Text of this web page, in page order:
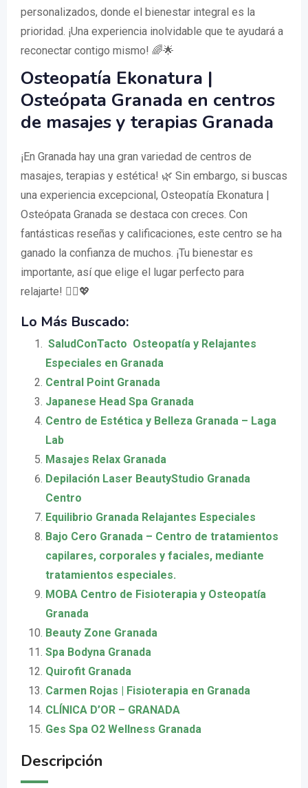
personalizados, donde el bienestar integral es la
prioridad. ¡Una experiencia inolvidable que te ayudará a
reconectar contigo mismo! 🌈🌟
Osteopatía Ekonatura |
Osteópata Granada en centros
de masajes y terapias Granada
¡En Granada hay una gran variedad de centros de
masajes, terapias y estética! 🌿 Sin embargo, si buscas
una experiencia excepcional, Osteopatía Ekonatura |
Osteópata Granada se destaca con creces. Con
fantásticas reseñas y calificaciones, este centro se ha
ganado la confianza de muchos. ¡Tu bienestar es
importante, así que elige el lugar perfecto para
relajarte! 💆‍♂️💖
Lo Más Buscado:
️ SaludConTacto ️ Osteopatía y Relajantes
Especiales en Granada
Central Point Granada
Japanese Head Spa Granada
Centro de Estética y Belleza Granada – Laga
Lab
Masajes Relax Granada
Depilación Laser BeautyStudio Granada
Centro
Equilibrio Granada Relajantes Especiales
Bajo Cero Granada – Centro de tratamientos
capilares, corporales y faciales, mediante
tratamientos especiales.
MOBA Centro de Fisioterapia y Osteopatía
Granada
Beauty Zone Granada
Spa Bodyna Granada
Quirofit Granada
Carmen Rojas | Fisioterapia en Granada
CLÍNICA D’OR – GRANADA
Ges Spa O2 Wellness Granada
Descripción